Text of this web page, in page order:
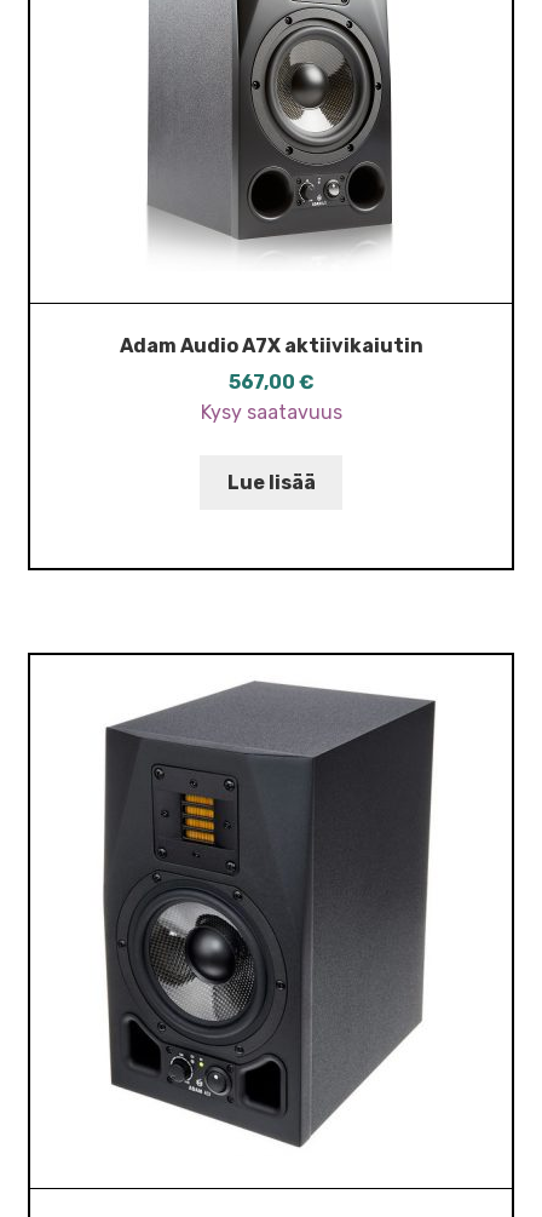
Adam Audio A7X aktiivikaiutin
567,00 €
Kysy saatavuus
Lue lisää